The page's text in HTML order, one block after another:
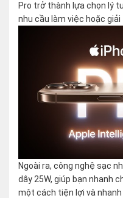
Pro trở thành lựa chọn lý
nhu cầu làm việc hoặc
Ngoài ra, công nghệ sạc
dây 25W, giúp bạn nhanh
một cách tiện lợi và nhanh